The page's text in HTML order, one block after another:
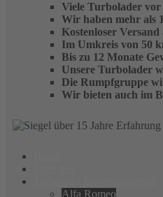
Viele Turbolader
Wir haben mehr als
Kostenloser
Im Umkreis von 50
Bis zu 12 Monate
Unsere Turbolader
Die Rumpfgruppe
Wir bieten auch im
Alfa Romeo